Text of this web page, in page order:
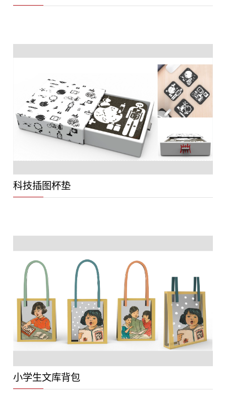
科技插图杯垫
小学生文库背包